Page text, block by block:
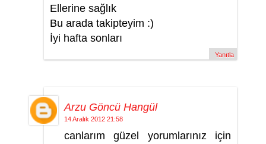
Ellerine sağlık
Bu arada takipteyim :)
İyi hafta sonları
Yanıtla
Arzu Göncü Hangül
14 Aralık 2012 21:58
canlarım güzel yorumlarınız için